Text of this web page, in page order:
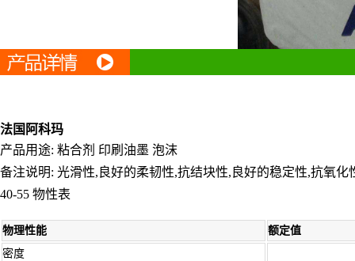
法国阿科玛
产品用途: 粘合剂 印刷油墨 泡沫
备注说明: 光滑性,良好的柔韧性,抗结块性,良好的稳定性,抗氧化
40-55 物性表
物理性能
额定值
密度